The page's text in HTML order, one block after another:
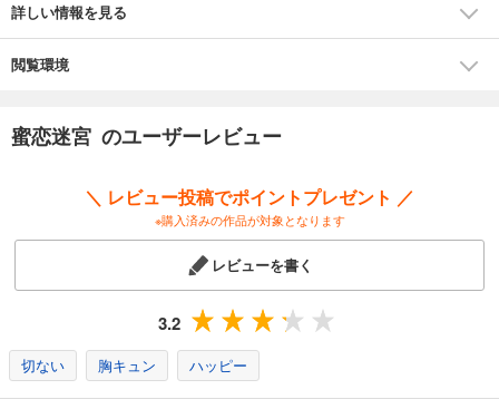
詳しい情報を見る
閲覧環境
蜜恋迷宮 のユーザーレビュー
＼ レビュー投稿でポイントプレゼント ／
※購入済みの作品が対象となります
レビューを書く
3.2
切ない 胸キュン ハッピー